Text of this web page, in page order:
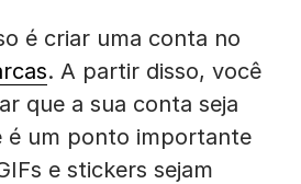
é criar uma conta no
. A partir disso, você
que a sua conta seja
é um ponto importante
e stickers sejam